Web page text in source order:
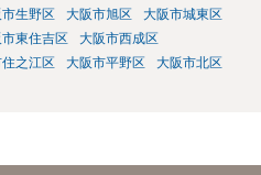
ない場合は法的措置を辞さない姿
ます。
生野区 大阪市旭区
大阪市城東区
東住吉区
大阪市西成区
之江区 大阪市平野区
大阪市北区